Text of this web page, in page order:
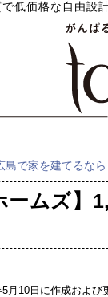
低価格な自由設
島で家を建てるなら
ームズ】
月10日に作成および